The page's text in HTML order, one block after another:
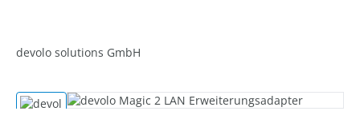
devolo solutions GmbH
Bildergalerie überspringen